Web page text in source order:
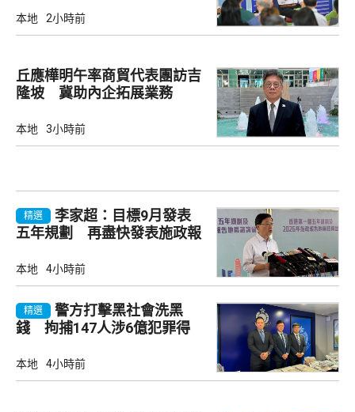
本地 2小時前
丘應樺明午率商貿代表團訪吉
隆坡 冀助內企拓展業務
本地 3小時前
精選
李家超：目標9月發表
五年規劃 再盡快發表施政報
本地 4小時前
精選
警方打擊黑社會洗黑
錢 拘捕147人涉6億犯罪得
本地 4小時前